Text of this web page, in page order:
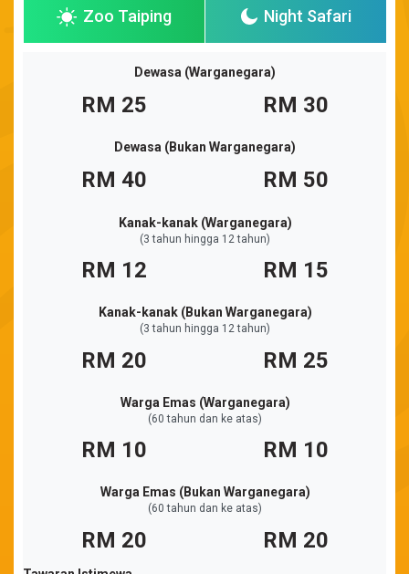
Zoo Taiping Night Safari
Dewasa (Warganegara)
25 30
Dewasa (Bukan Warganegara)
40 50
Kanak-kanak (Warganegara)
(3 tahun hingga 12 tahun)
12 15
Kanak-kanak (Bukan Warganegara)
(3 tahun hingga 12 tahun)
20 25
Warga Emas (Warganegara)
(60 tahun dan ke atas)
10 10
Warga Emas (Bukan Warganegara)
(60 tahun dan ke atas)
20 20